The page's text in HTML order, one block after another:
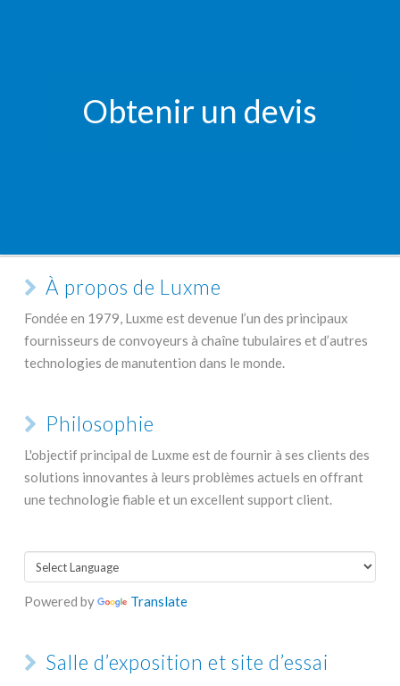
Obtenir un devis
À propos de Luxme
Fondée en 1979, Luxme est devenue l’un des principaux
fournisseurs de convoyeurs à chaîne tubulaires et d’autres
technologies de manutention dans le monde.
Philosophie
L'objectif principal de Luxme est de fournir à ses clients des
solutions innovantes à leurs problèmes actuels en offrant
une technologie fiable et un excellent support client.
Powered by Translate
Salle d’exposition et site d’essai